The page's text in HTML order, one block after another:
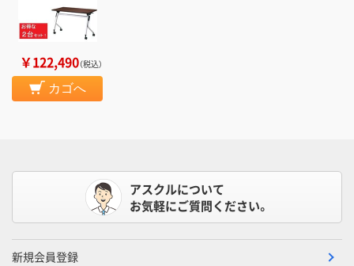
￥122,490（税込）
カゴへ
アスクルについて
お気軽にご質問ください。
新規会員登録